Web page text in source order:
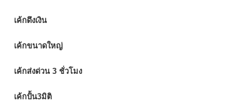
เค้กดึงเงิน
เค้กขนาดใหญ่
เค้กส่งด่วน 3 ชั่วโมง
เค้กปั้น3มิติ